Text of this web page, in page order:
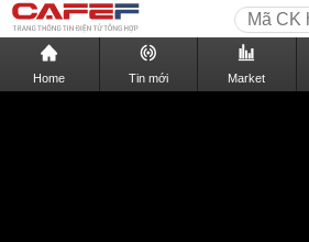
Home Tin mới Market